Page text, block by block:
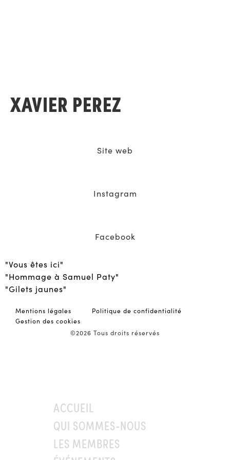
XAVIER PEREZ
Site web
Instagram
Facebook
"Vous êtes ici"
"Hommage à Samuel Paty"
"Gilets jaunes"
Mentions légales
Politique de confidentialité
Gestion des cookies
©2026 Tous droits réservés
ACCUEIL
QUI SOMMES-NOUS
LES MEMBRES